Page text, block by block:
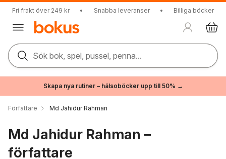
Fri frakt över 249 kr • Snabba leveranser • Billiga böcker
Sök bok, spel, pussel, penna...
Skapa nya rutiner – hälsoböcker upp till 50% →
Författare Md Jahidur Rahman
Md Jahidur Rahman –
författare